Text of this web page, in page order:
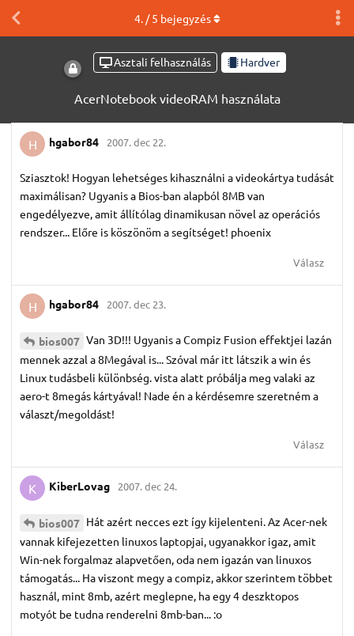
Asztali felhasználás Hardver
AcerNotebook videoRAM használata
4. /5 bejegyzés
H hgabor84 2007. dec 22.
Sziasztok! Hogyan lehetséges kihasználni a videokártya tudását
maximálisan? Ugyanis a Bios-ban alapból 8MB van
engedélyezve, amit állítólag dinamikusan növel az operációs
rendszer... Előre is köszönöm a segítséget! phoenix
Válasz
H hgabor84 2007. dec 23.
bios007 Van 3D!!! Ugyanis a Compiz Fusion effektjei lazán
mennek azzal a 8Megával is... Szóval már itt látszik a win és
Linux tudásbeli különbség. vista alatt próbálja meg valaki az
aero-t 8megás kártyával! Nade én a kérdésemre szeretném a
választ/megoldást!
Válasz
K KiberLovag 2007. dec 24.
bios007 Hát azért necces ezt így kijelenteni. Az Acer-nek
vannak kifejezetten linuxos laptopjai, ugyanakkor igaz, amit
Win-nek forgalmaz alapvetően, oda nem igazán van linuxos
támogatás... Ha viszont megy a compiz, akkor szerintem többet
használ, mint 8mb, azért meglepne, ha egy 4 deszktopos
motyót be tudna renderelni 8mb-ban... :o